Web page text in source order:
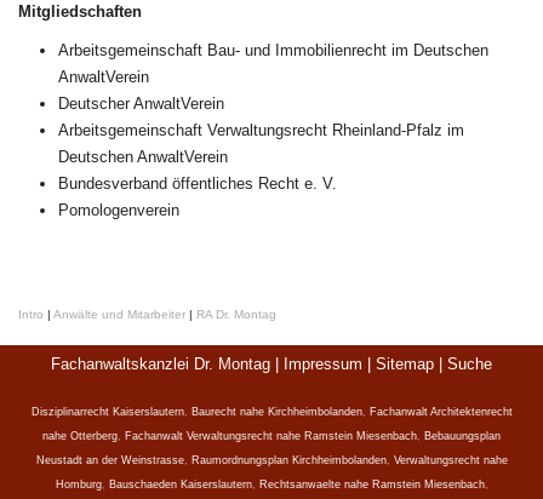
Mitgliedschaften
Arbeitsgemeinschaft Bau- und Immobilienrecht im Deutschen
AnwaltVerein
Deutscher AnwaltVerein
Arbeitsgemeinschaft Verwaltungsrecht Rheinland-Pfalz im
Deutschen AnwaltVerein
Bundesverband öffentliches Recht e. V.
Pomologenverein
Intro | Anwälte und Mitarbeiter | RA Dr. Montag
Fachanwaltskanzlei Dr. Montag | Impressum Sitemap Suche
Disziplinarrecht Kaiserslautern, Baurecht nahe Kirchheimbolanden, Fachanwalt Architektenrecht
nahe Otterberg, Fachanwalt Verwaltungsrecht nahe Ramstein Miesenbach, Bebauungsplan
Neustadt an der Weinstrasse, Raumordnungsplan Kirchheimbolanden, Verwaltungsrecht nahe
Homburg, Bauschaeden Kaiserslautern, Rechtsanwaelte nahe Ramstein Miesenbach,